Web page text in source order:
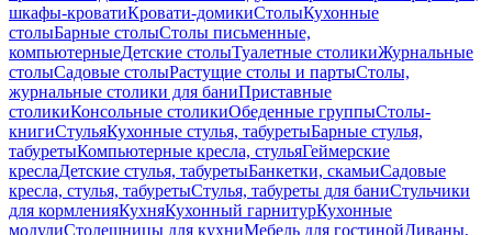
шкафы-кроватиКровати-домикиСтолыКухонные
столыБарные столыСтолы письменные,
компьютерныеДетские столыТуалетные столикиЖурнальные
столыСадовые столыРастущие столы и партыСтолы,
журнальные столики для баниПриставные
столикиКонсольные столикиОбеденные группыСтолы-
книгиСтульяКухонные стулья, табуретыБарные стулья,
табуретыКомпьютерные кресла, стульяГеймерские
креслаДетские стулья, табуретыБанкетки, скамьиСадовые
кресла, стулья, табуретыСтулья, табуреты для баниСтульчики
для кормленияКухняКухонный гарнитурКухонные
модулиСтолешницы для кухниМебель для гостинойДиваны,